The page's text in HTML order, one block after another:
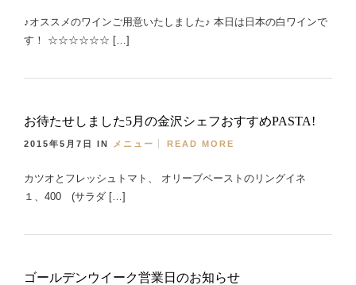
♪オススメのワインご用意いたしました♪ 本日は日本の白ワインで
す！ ☆☆☆☆☆☆ […]
お待たせしました5月の金沢シェフおすすめPASTA!
2015年5月7日 IN メニュー READ MORE
カツオとフレッシュトマト、 オリーブペーストのリングイネ
１、400 (サラダ […]
ゴールデンウイーク営業日のお知らせ